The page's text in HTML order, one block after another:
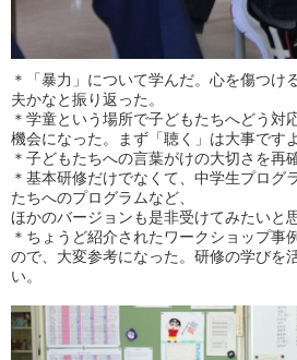
＊「暴力」について学んだ。心を傷つけ
夫かなと振り返った。
＊学童という場所で子どもたちへどう対
機会になった。まず「聴く」は大事ですよ
＊子どもたちへの言葉がけの大切さを再
＊基本研修だけでなくて、中学生プログ
たちへのプログラムなど、
ほかのバージョンも是非受けてみたいと
＊ちょうど紹介されたワークショップ事
ので、大変参考になった。研修の学びを
い。